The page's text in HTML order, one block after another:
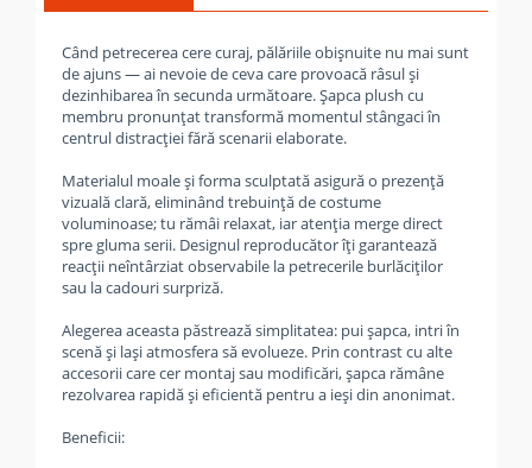
Când petrecerea cere curaj, pălăriile obișnuite nu mai sunt
de ajuns — ai nevoie de ceva care provoacă râsul și
dezinhibarea în secunda următoare. Șapca plush cu
membru pronunțat transformă momentul stângaci în
centrul distracției fără scenarii elaborate.
Materialul moale și forma sculptată asigură o prezență
vizuală clară, eliminând trebuință de costume
voluminoase; tu rămâi relaxat, iar atenția merge direct
spre gluma serii. Designul reproducător îți garantează
reacții neîntârziat observabile la petrecerile burlăciților
sau la cadouri surpriză.
Alegerea aceasta păstrează simplitatea: pui șapca, intri în
scenă și lași atmosfera să evolueze. Prin contrast cu alte
accesorii care cer montaj sau modificări, șapca rămâne
rezolvarea rapidă și eficientă pentru a ieși din anonimat.
Beneficii: